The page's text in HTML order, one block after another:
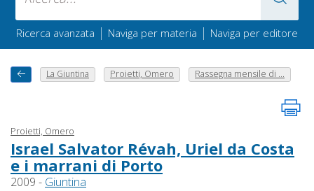
Ricerca avanzata | Naviga per materia | Naviga per editore
La Giuntina Proietti, Omero Rassegna mensile di ...
Proietti, Omero
Israel Salvator Révah, Uriel da Costa
e i marrani di Porto
2009 - Giuntina